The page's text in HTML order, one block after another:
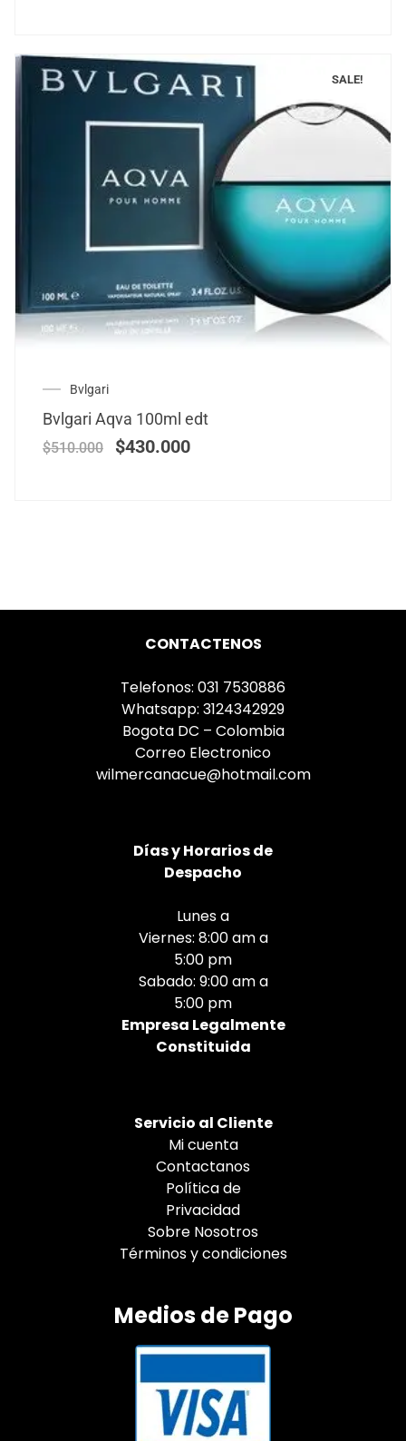
SALE!
Bvlgari
Bvlgari Aqva 100ml edt
$510.000 $430.000
CONTACTENOS
Telefonos: 031 7530886
Whatsapp: 3124342929
Bogota DC – Colombia
Correo Electronico
wilmercanacue@hotmail.com
Díasy Horarios de
Despacho
Lunes a
Viernes: 8:00 am a
5:00 pm
Sabado: 9:00 am a
5:00 pm
Empresa Legalmente
Constituida
Servicio al Cliente
Mi cuenta
Contactanos
Política de
Privacidad
Sobre Nosotros
Términos y condiciones
Medios de Pago